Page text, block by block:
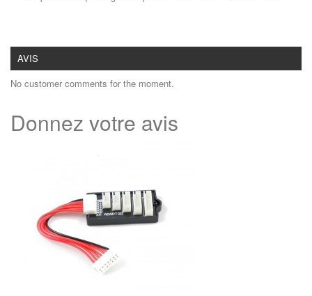
AVIS
No customer comments for the moment.
Donnez votre avis